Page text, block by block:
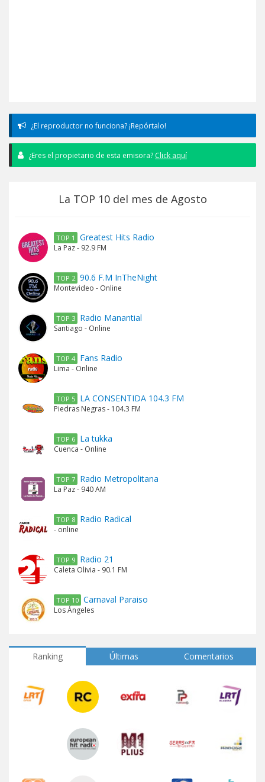
¿El reproductor no funciona? ¡Repórtalo!
¿Eres el propietario de esta emisora? Click aquí
La TOP 10 del mes de Agosto
TOP 1 Greatest Hits Radio
La Paz - 92.9 FM
TOP 2 90.6 F.M InTheNight
Montevideo - Online
TOP 3 Radio Manantial
Santiago - Online
TOP 4 Fans Radio
Lima - Online
TOP 5 LA CONSENTIDA 104.3 FM
Piedras Negras - 104.3 FM
TOP 6 La tukka
Cuenca - Online
TOP 7 Radio Metropolitana
La Paz - 940 AM
TOP 8 Radio Radical
- online
TOP 9 Radio 21
Caleta Olivia - 90.1 FM
TOP 10 Carnaval Paraiso
Los Ángeles
Ranking Últimas Comentarios